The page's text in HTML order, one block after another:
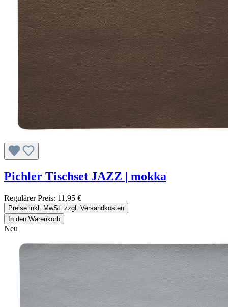
Pichler Tischset JAZZ | mokka
Regulärer Preis: 11,95 €
Preise inkl. MwSt. zzgl. Versandkosten
In den Warenkorb
Neu